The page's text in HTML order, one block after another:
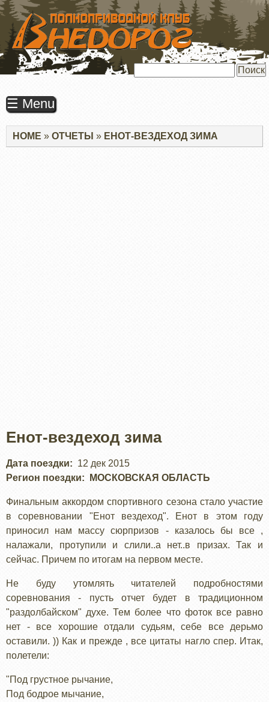
ПЕРЕЙТИ
ОСНОВНОМУ
СОДЕРЖАНИЮ
☰ Menu
Строка
навигации
HOME ОТЧЕТЫ ЕНОТ-ВЕЗДЕХОД ЗИМА
Енот-вездеход зима
Дата поездки
12 дек 2015
Регион поездки
МОСКОВСКАЯ ОБЛАСТЬ
Финальным аккордом спортивного сезона стало участие
в соревновании "Енот вездеход". Енот в этом году
приносил нам массу сюрпризов - казалось бы все ,
налажали, протупили и слили..а нет..в призах. Так и
сейчас. Причем по итогам на первом месте.
Не буду утомлять читателей подробностями
соревнования - пусть отчет будет в традиционном
"раздолбайском" духе. Тем более что фоток все равно
нет - все хорошие отдали судьям, себе все дерьмо
оставили. )) Как и прежде , все цитаты нагло спер. Итак,
полетели:
"Под гpустное pычание,
Под бодpое мычание,